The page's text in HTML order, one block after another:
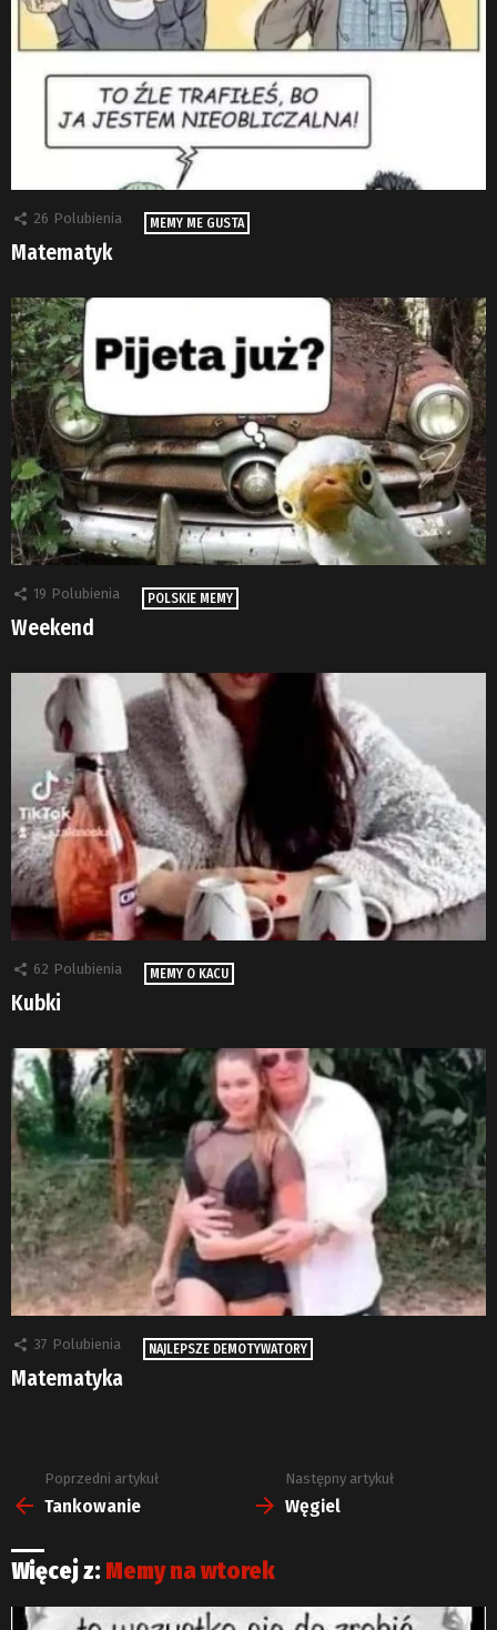
26 Polubienia MEMY ME GUSTA
Matematyk
19 Polubienia POLSKIE MEMY
Weekend
62 Polubienia MEMY O KACU
Kubki
37 Polubienia NAJLEPSZE DEMOTYWATORY
Matematyka
Zobacz
więcej
Poprzedni artykuł
Tankowanie
Następny artykuł
Węgiel
Więcej z: Memy na wtorek